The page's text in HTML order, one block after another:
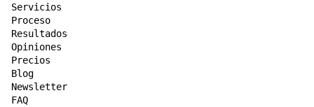
Servicios
Proceso
Resultados
Opiniones
Precios
Blog
Newsletter
FAQ